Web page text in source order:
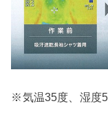
※気温35度、湿度